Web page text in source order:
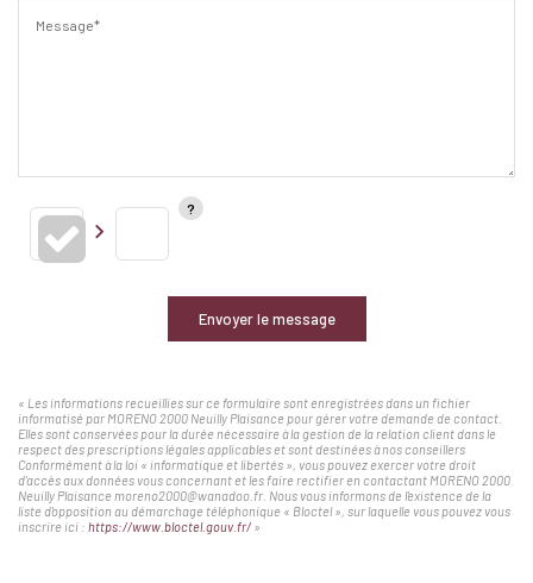
Message*
Envoyer le message
« Les informations recueillies sur ce formulaire sont enregistrées dans un fichier
informatisé par MORENO 2000 Neuilly Plaisance pour gérer votre demande de contact.
Elles sont conservées pour la durée nécessaire à la gestion de la relation client dans le
respect des prescriptions légales applicables et sont destinées à nos conseillers
Conformément à la loi « informatique et libertés », vous pouvez exercer votre droit
d'accès aux données vous concernant et les faire rectifier en contactant MORENO 2000
Neuilly Plaisance moreno2000@wanadoo.fr. Nous vous informons de l'existence de la
liste d'opposition au démarchage téléphonique « Bloctel », sur laquelle vous pouvez vous
inscrire ici : https://www.bloctel.gouv.fr/ »